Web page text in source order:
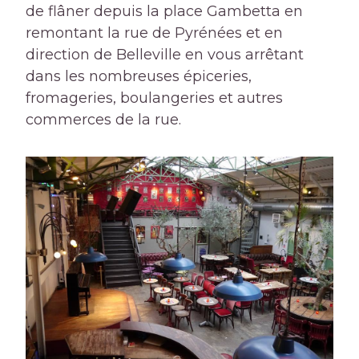
de flâner depuis la place Gambetta en
remontant la rue de Pyrénées et en
direction de Belleville en vous arrêtant
dans les nombreuses épiceries,
fromageries, boulangeries et autres
commerces de la rue.